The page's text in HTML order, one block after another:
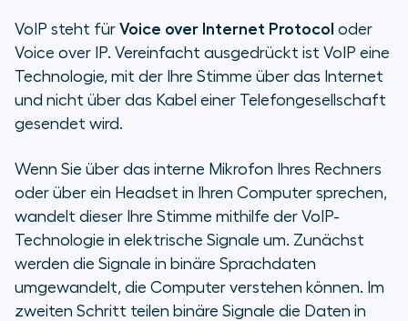
VoIP steht für Voice over Internet Protocol oder
Voice over IP. Vereinfacht ausgedrückt ist VoIP eine
Technologie, mit der Ihre Stimme über das Internet
und nicht über das Kabel einer Telefongesellschaft
gesendet wird.
Wenn Sie über das interne Mikrofon Ihres Rechners
oder über ein Headset in Ihren Computer sprechen,
wandelt dieser Ihre Stimme mithilfe der VoIP-
Technologie in elektrische Signale um. Zunächst
werden die Signale in binäre Sprachdaten
umgewandelt, die Computer verstehen können. Im
zweiten Schritt teilen binäre Signale die Daten in